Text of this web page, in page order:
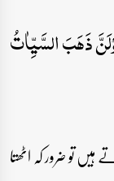
ذَہَبَ السَّیِّاٰتُ
تو ضرور کہ اٹھتا